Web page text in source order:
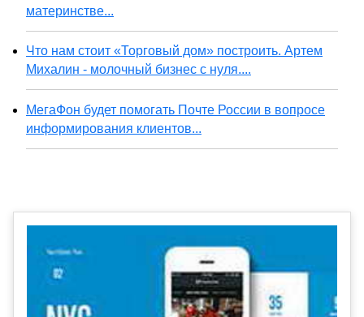
материнстве...
Что нам стоит «Торговый дом» построить. Артем
Михалин - молочный бизнес с нуля....
МегаФон будет помогать Почте России в вопросе
информирования клиентов...